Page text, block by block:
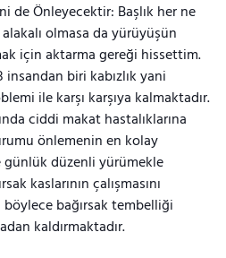
de Önleyecektir: Başlık her ne
olmasa da yürüyüşün
için aktarma gereği hissettim.
biri kabızlık yani
ile karşı karşıya kalmaktadır.
ciddi makat hastalıklarına
önlemenin en kolay
günlük düzenli yürümekle
kaslarının çalışmasını
bağırsak tembelliği
kaldırmaktadır.